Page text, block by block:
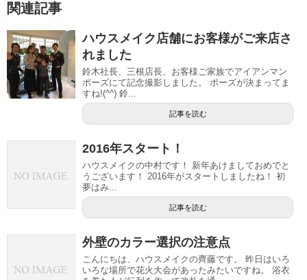
関連記事
ハウスメイク店舗にお客様がご来店さ
れました
鈴木社長、三根店長、お客様ご家族でアイアンマン
ポーズにて記念撮影しました。 ポーズが決まってま
すね!(^^) 鈴...
記事を読む
2016年スタート！
ハウスメイクの中村です！ 新年あけましておめでと
うございます！ 2016年がスタートしましたね！ 初
夢はみ...
記事を読む
外壁のカラー選択の注意点
こんにちは、ハウスメイクの齊藤です。 昨日はいろ
いろな場所で花火大会があったみたいですね。 浴衣